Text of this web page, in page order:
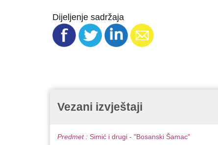
Dijeljenje sadržaja
Vezani izvještaji
Predmet : Simić i drugi - "Bosanski Šamac"